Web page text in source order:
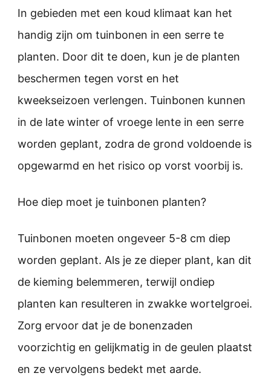
In gebieden met een koud klimaat kan het
handig zijn om tuinbonen in een serre te
planten. Door dit te doen, kun je de planten
beschermen tegen vorst en het
kweekseizoen verlengen. Tuinbonen kunnen
in de late winter of vroege lente in een serre
worden geplant, zodra de grond voldoende is
opgewarmd en het risico op vorst voorbij is.
Hoe diep moet je tuinbonen planten?
Tuinbonen moeten ongeveer 5-8 cm diep
worden geplant. Als je ze dieper plant, kan dit
de kieming belemmeren, terwijl ondiep
planten kan resulteren in zwakke wortelgroei.
Zorg ervoor dat je de bonenzaden
voorzichtig en gelijkmatig in de geulen plaatst
en ze vervolgens bedekt met aarde.